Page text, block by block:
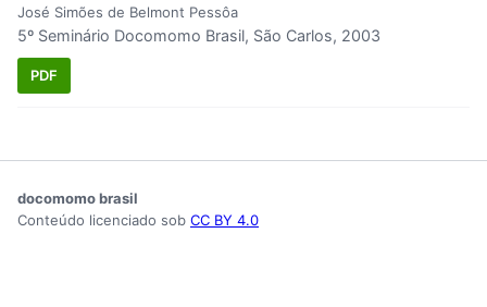
José Simões de Belmont Pessôa
5º Seminário Docomomo Brasil, São Carlos, 2003
PDF
docomomo brasil
Conteúdo licenciado sob CC BY 4.0